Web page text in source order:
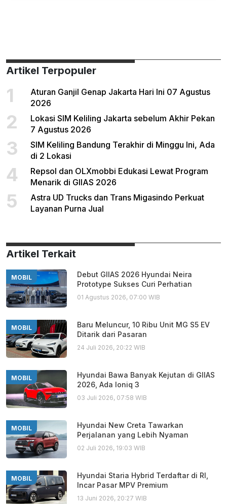
Artikel Terpopuler
1
Aturan Ganjil Genap Jakarta Hari Ini 07 Agustus
2026
2
Lokasi SIM Keliling Jakarta sebelum Akhir Pekan
7 Agustus 2026
3
SIM Keliling Bandung Terakhir di Minggu Ini, Ada
di 2 Lokasi
4
Repsol dan OLXmobbi Edukasi Lewat Program
Menarik di GIIAS 2026
5
Astra UD Trucks dan Trans Migasindo Perkuat
Layanan Purna Jual
Artikel Terkait
MOBIL
Debut GIIAS 2026 Hyundai Neira
Prototype Sukses Curi Perhatian
01 Agustus 2026, 07:00 WIB
MOBIL
Baru Meluncur, 10 Ribu Unit MG S5 EV
Ditarik dari Pasaran
24 Juli 2026, 20:22 WIB
MOBIL
Hyundai Bawa Banyak Kejutan di GIIAS
2026, Ada Ioniq 3
03 Juli 2026, 07:58 WIB
MOBIL
Hyundai New Creta Tawarkan
Perjalanan yang Lebih Nyaman
02 Juli 2026, 19:03 WIB
MOBIL
Hyundai Staria Hybrid Terdaftar di RI,
Incar Pasar MPV Premium
13 Juni 2026, 20:27 WIB